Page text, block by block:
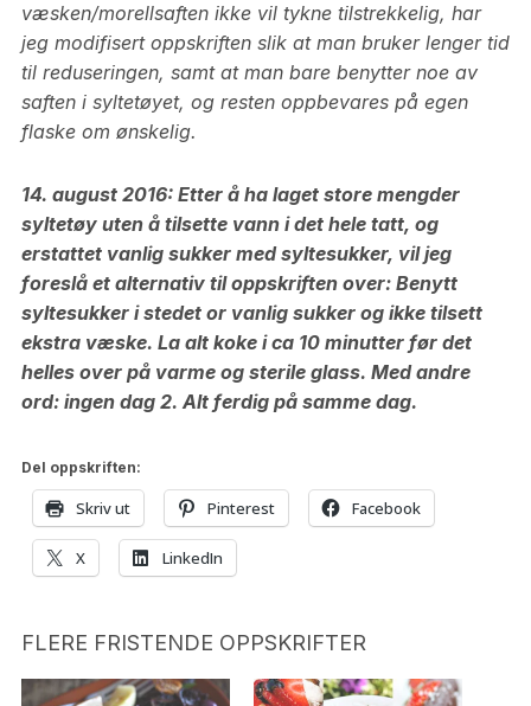
væsken/morellsaften ikke vil tykne tilstrekkelig, har
jeg modifisert oppskriften slik at man bruker lenger tid
til reduseringen, samt at man bare benytter noe av
saften i syltetøyet, og resten oppbevares på egen
flaske om ønskelig.
14. august 2016: Etter å ha laget store mengder
syltetøy uten å tilsette vann i det hele tatt, og
erstattet vanlig sukker med syltesukker, vil jeg
foreslå et alternativ til oppskriften over: Benytt
syltesukker i stedet or vanlig sukker og ikke tilsett
ekstra væske. La alt koke i ca 10 minutter før det
helles over på varme og sterile glass. Med andre
ord: ingen dag 2. Alt ferdig på samme dag.
Del oppskriften:
Skriv ut Pinterest Facebook
X LinkedIn
FLERE FRISTENDE OPPSKRIFTER